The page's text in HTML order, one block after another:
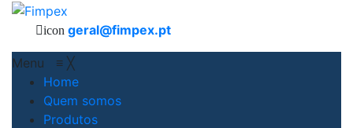
icon geral@fimpex.pt
Menu ≡ ╳
Home
Quem somos
Produtos